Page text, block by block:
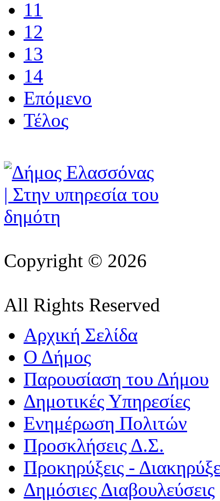
11
12
13
14
Επόμενο
Τέλος
Copyright © 2026
All Rights Reserved
Αρχική Σελίδα
Ο Δήμος
Παρουσίαση του Δήμου
Δημοτικές Υπηρεσίες
Ενημέρωση Πολιτών
Προσκλήσεις Δ.Σ.
Προκηρύξεις -
Δημόσιες Διαβουλεύσεις